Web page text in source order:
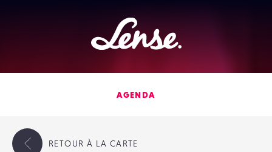
Lense
AGENDA
RETOUR À LA CARTE